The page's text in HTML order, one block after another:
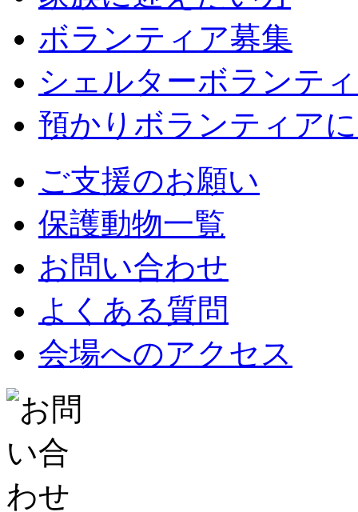
ボランティア募集
シェルターボランテ
預かりボランティア
ご支援のお願い
保護動物一覧
お問い合わせ
よくある質問
会場へのアクセス